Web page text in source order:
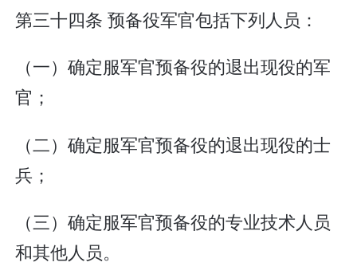
第三十四条 预备役军官包括下列人员：
（一）确定服军官预备役的退出现役的军
官；
（二）确定服军官预备役的退出现役的士
兵；
（三）确定服军官预备役的专业技术人员
和其他人员。